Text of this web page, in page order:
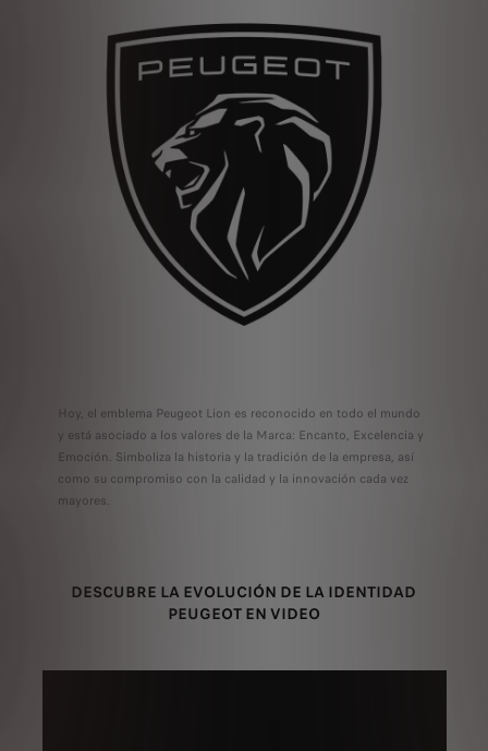
Hoy, el emblema Peugeot Lion es reconocido en todo el mundo
y está asociado a los valores de la Marca: Encanto, Excelencia y
Emoción. Simboliza la historia y la tradición de la empresa, así
como su compromiso con la calidad y la innovación cada vez
mayores.
DESCUBRE LA EVOLUCIÓN DE LA IDENTIDAD
PEUGEOT EN VIDEO